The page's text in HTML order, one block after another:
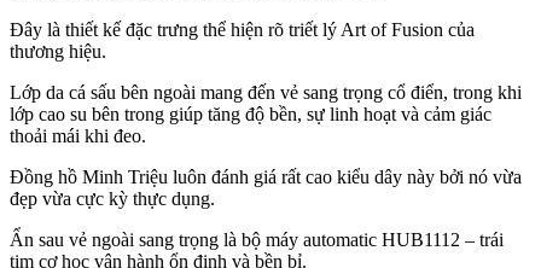
Đây là thiết kế đặc trưng thể hiện rõ triết lý Art of Fusion của
thương hiệu.
Lớp da cá sấu bên ngoài mang đến vẻ sang trọng cổ điển, trong khi
lớp cao su bên trong giúp tăng độ bền, sự linh hoạt và cảm giác
thoải mái khi đeo.
Đồng hồ Minh Triệu luôn đánh giá rất cao kiểu dây này bởi nó vừa
đẹp vừa cực kỳ thực dụng.
Ẩn sau vẻ ngoài sang trọng là bộ máy automatic HUB1112 – trái
tim cơ học vận hành ổn định và bền bỉ.